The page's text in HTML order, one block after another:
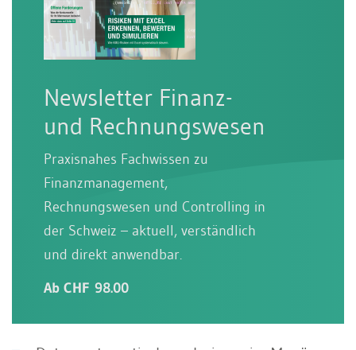
Newsletter Finanz-
und Rechnungswesen
Praxisnahes Fachwissen zu
Finanzmanagement,
Rechnungswesen und Controlling in
der Schweiz – aktuell, verständlich
und direkt anwendbar.
Ab CHF 98.00